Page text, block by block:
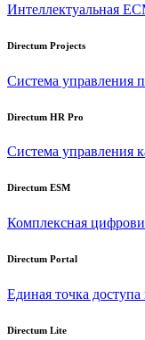
Интеллектуальная
Directum Projects
Система управления
Directum HR Pro
Система управления
Directum ESM
Комплексная
Directum Portal
Единая точка
Directum Lite